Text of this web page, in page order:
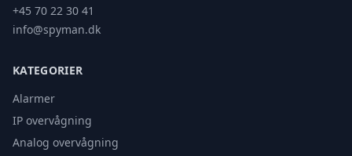
+45 70 22 30 41
info@spyman.dk
KATEGORIER
Alarmer
IP overvågning
Analog overvågning